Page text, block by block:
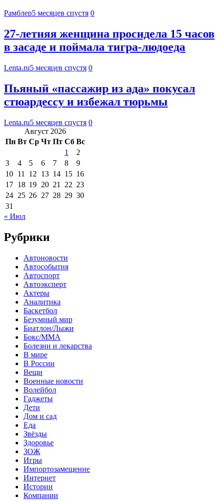
Рамблер5 месяцев спустя 0
27-летняя женщина просидела 15 часов
в засаде и поймала тигра-людоеда
Lenta.ru5 месяцев спустя 0
Пьяный «пассажир из ада» покусал
стюардессу и избежал тюрьмы
Lenta.ru5 месяцев спустя 0
Август 2026
Пн Вт Ср Чт Пт Сб Вс
1
2
3
4 5 6 7 8
9
10 11 12 13 14 15 16
17 18 19 20 21 22 23
24 25 26 27 28 29 30
31
« Июл
Рубрики
Автоновости
Автособытия
Автоспорт
Автоэксперт
Актеры
Аналитика
Баскетбол
Безумный мир
Биатлон/Лыжи
Бокс/MMA
Болезни и лекарства
В мире
В России
Вещи
Военные новости
Волейбол
Гаджеты
Дети
Дом и сад
Еда
Звёзды
Здоровье
ЗОЖ
Игры
Импортозамещение
Интернет
Истории
Компании